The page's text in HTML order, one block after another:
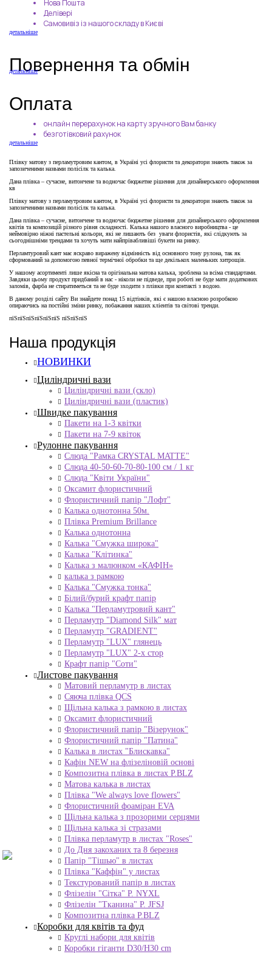
Нова Пошта
Делівері
Самовивіз із нашого складу в Києві
детальніше
Повернення та обмін
детальніше
Оплата
онлайн перерахунок на карту зручного Вам банку
безготівковий рахунок
детальніше
Плівку матову з перламутровим кантом, в Україні усі флористи та декоратори знають також за
запозиченими назвами полісілк та калька.
Дана плівка – сучасне, витончене та водночас бюджетне рішення для дизайнерського оформлення
кв
Плівку матову з перламутровим кантом, в Україні усі флористи та декоратори знають також за
запозиченими назвами полісілк та калька.
Дана плівка – сучасне, витончене та водночас бюджетне рішення для дизайнерського оформлення
квітів та композицій різного рівня складності. Калька нашого власного виробництва - це
неймовірно ніжні пастельні кольори, які не лишають без уваги флористів, які слідкують за
сьогоднішніми трендами та хочуть мати найпрівабливіші букети на ринку.
Перламтуровий кант має яскраво виражену відмінність від основного тону рулона, так як
сформований за допомогою певної термічної обробки та ще декількох маленьких хитрощів.
У нашому асортименті лише якісна та орігінальна матова калька, зроблена за всіма стандартами.
Завдяки цьому продукт придбаний в нас - ніколи не підведе, при роботі не буде мати додаткових
заломів, фарба не стиратиметься та не буде зходити з плівки при контакті з водою.
В даному розділі сайту Ви знайдете понад 15 відтінків, які є нашою власною розробкою
опираючись на постійні зміни ринку, побажання наших кліентів та світові тренди.
пїЅпїЅпїЅпїЅпїЅпїЅ пїЅпїЅпїЅ
Наша продукція
НОВИНКИ
Циліндричні вази
Циліндричні вази (скло)
Циліндричні вази (пластик)
Швидке пакування
Пакети на 1-3 квітки
Пакети на 7-9 квіток
Рулонне пакування
Слюда "Рамка CRYSTAL MATTE"
Слюда 40-50-60-70-80-100 см / 1 кг
Слюда "Квіти України"
Оксамит флористичний
Флористичний папір "Лофт"
Калька однотонна 50м.
Плівка Premium Brillance
Калька однотонна
Калька "Смужка широка"
Калька "Клітинка"
Калька з малюнком «КАФІН»
калька з рамкою
Калька "Смужка тонка"
Білий/бурий крафт папір
Калька "Перламутровий кант"
Перламутр "Diamond Silk" мат
Перламутр "GRADIENT"
Перламутр "LUX" глянець
Перламутр "LUX" 2-х стор
Крафт папір "Соти"
Листове пакування
Матовий перламутр в листах
Сяюча плівка QCS
Щільна калька з рамкою в листах
Оксамит флористичний
Флористичний папір "Візерунок"
Флористичний папір "Патина"
Калька в листах "Блискавка"
Кафін NEW на флізеліновій основі
Композитна плівка в листах Р.BLZ
Матова калька в листах
Плівка "We always love flowers"
Флористичний фоаміран EVA
Щільна калька з прозорими серцями
Щільна калька зі стразами
Плівка перламутр в листах "Roses"
До Дня закоханих та 8 березня
Папір "Тішью" в листах
Плівка "Каффін" у листах
Текстурований папір в листах
Флізелін "Сітка" P. NYXL
Флізелін "Тканина" P. JFSJ
Композитна плівка Р.BLZ
Коробки для квітів та фуд
Круглі набори для квітів
Коробки гіганти D30/H30 cm